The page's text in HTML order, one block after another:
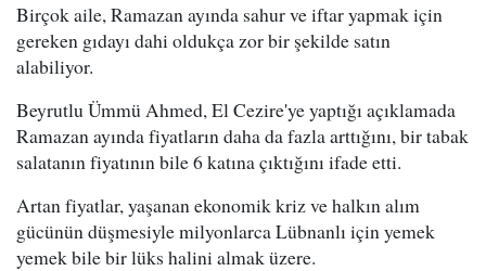
Birçok aile, Ramazan ayında sahur ve iftar yapmak için
gereken gıdayı dahi oldukça zor bir şekilde satın
alabiliyor.
Beyrutlu Ümmü Ahmed, El Cezire'ye yaptığı açıklamada
Ramazan ayında fiyatların daha da fazla arttığını, bir tabak
salatanın fiyatının bile 6 katına çıktığını ifade etti.
Artan fiyatlar, yaşanan ekonomik kriz ve halkın alım
gücünün düşmesiyle milyonlarca Lübnanlı için yemek
yemek bile bir lüks halini almak üzere.